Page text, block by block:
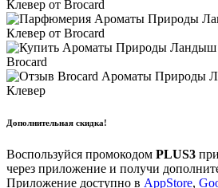
Дополнительная скидка!
Воспользуйся промокодом PLUS3
через приложение и получи
Приложение доступно в AppStore,